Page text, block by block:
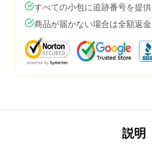
すべての小包に追跡番号を提供
商品が届かない場合は全額返金
説明